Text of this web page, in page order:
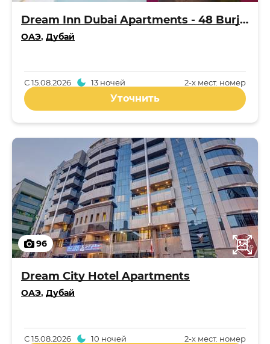
Dream Inn Dubai Apartments - 48 Burj Gate
ОАЭ, Дубай
2-x мест. номер
С15.08.2026 13 ночей
Уточнить
96
Dream City Hotel Apartments
ОАЭ, Дубай
2-x мест. номер
С15.08.2026 10 ночей